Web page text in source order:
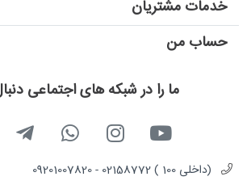
ما را در شبکه های اجتماعی
(داخلی 100 ) 02158772 - 09201007820
خدمات مشتریان
حساب من